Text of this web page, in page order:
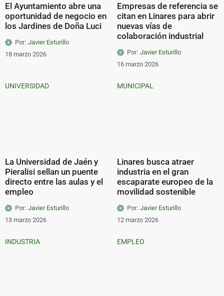
El Ayuntamiento abre una
oportunidad de negocio en
los Jardines de Doña Luci
Por: Javier Esturillo
18 marzo 2026
Empresas de referencia se
citan en Linares para abrir
nuevas vías de
colaboración industrial
Por: Javier Esturillo
16 marzo 2026
UNIVERSIDAD
La Universidad de Jaén y
Pieralisi sellan un puente
directo entre las aulas y el
empleo
Por: Javier Esturillo
13 marzo 2026
MUNICIPAL
Linares busca atraer
industria en el gran
escaparate europeo de la
movilidad sostenible
Por: Javier Esturillo
12 marzo 2026
INDUSTRIA EMPLEO